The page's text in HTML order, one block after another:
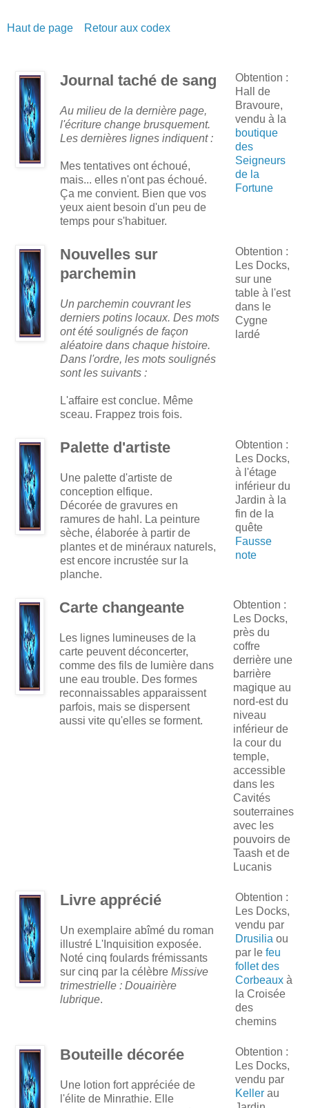
Haut de page Retour aux codex
Journal taché de sang
Au milieu de la dernière page,
l'écriture change brusquement.
Les dernières lignes indiquent :
Mes tentatives ont échoué,
mais... elles n'ont pas échoué.
Ça me convient. Bien que vos
yeux aient besoin d'un peu de
temps pour s'habituer.
Obtention :
Hall de
Bravoure,
vendu à la
boutique
des
Seigneurs
de la
Fortune
Nouvelles sur
parchemin
Un parchemin couvrant les
derniers potins locaux. Des mots
ont été soulignés de façon
aléatoire dans chaque histoire.
Dans l'ordre, les mots soulignés
sont les suivants :
L'affaire est conclue. Même
sceau. Frappez trois fois.
Obtention :
Les Docks,
sur une
table à l'est
dans le
Cygne
lardé
Palette d'artiste
Une palette d'artiste de
conception elfique.
Décorée de gravures en
ramures de hahl. La peinture
sèche, élaborée à partir de
plantes et de minéraux naturels,
est encore incrustée sur la
planche.
Obtention :
Les Docks,
à l'étage
inférieur du
Jardin à la
fin de la
quête
Fausse
note
Carte changeante
Les lignes lumineuses de la
carte peuvent déconcerter,
comme des fils de lumière dans
une eau trouble. Des formes
reconnaissables apparaissent
parfois, mais se dispersent
aussi vite qu'elles se forment.
Obtention :
Les Docks,
près du
coffre
derrière une
barrière
magique au
nord-est du
niveau
inférieur de
la cour du
temple,
accessible
dans les
Cavités
souterraines
avec les
pouvoirs de
Taash et de
Lucanis
Livre apprécié
Un exemplaire abîmé du roman
illustré L'Inquisition exposée.
Noté cinq foulards frémissants
sur cinq par la célèbre Missive
trimestrielle : Douairière
lubrique.
Obtention :
Les Docks,
vendu par
Drusilia ou
par le feu
follet des
Corbeaux à
la Croisée
des
chemins
Bouteille décorée
Une lotion fort appréciée de
l'élite de Minrathie. Elle
Obtention :
Les Docks,
vendu par
Keller au